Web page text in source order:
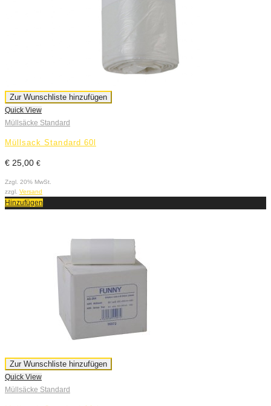
Zur Wunschliste hinzufügen
Quick View
Müllsäcke Standard
Müllsack Standard 60l
€ 25,00 €
Zzgl. 20% MwSt.
zzgl. Versand
Hinzufügen
Zur Wunschliste hinzufügen
Quick View
Müllsäcke Standard